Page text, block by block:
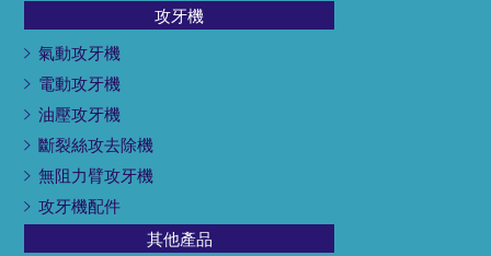
攻牙機
氣動攻牙機
電動攻牙機
油壓攻牙機
斷裂絲攻去除機
無阻力臂攻牙機
攻牙機配件
其他產品